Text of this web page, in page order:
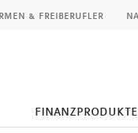
& freiberufler
finanzprodukte